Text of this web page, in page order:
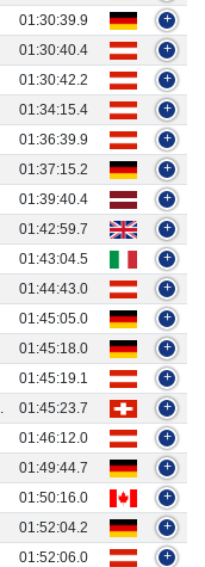
01:30:39.9
+
01:30:40.4
+
01:30:42.2
+
01:34:15.4
+
01:36:39.9
+
01:37:15.2
+
01:39:40.4
+
01:42:59.7
+
01:43:04.5
+
01:44:43.0
+
01:45:05.0
+
01:45:18.0
+
01:45:19.1
+
01:45:23.7
+
01:46:12.0
+
01:49:44.7
+
01:50:16.0
+
01:52:04.2
+
01:52:06.0
+